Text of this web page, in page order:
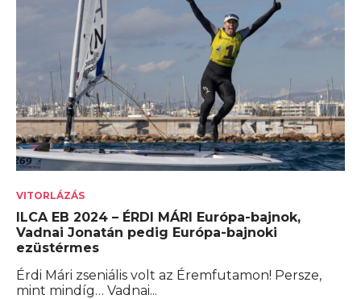
VITORLÁZÁS
ILCA EB 2024 – ÉRDI MÁRI Európa-bajnok,
Vadnai Jonatán pedig Európa-bajnoki
ezüstérmes
Érdi Mári zseniális volt az Éremfutamon! Persze,
mint mindíg… Vadnai...